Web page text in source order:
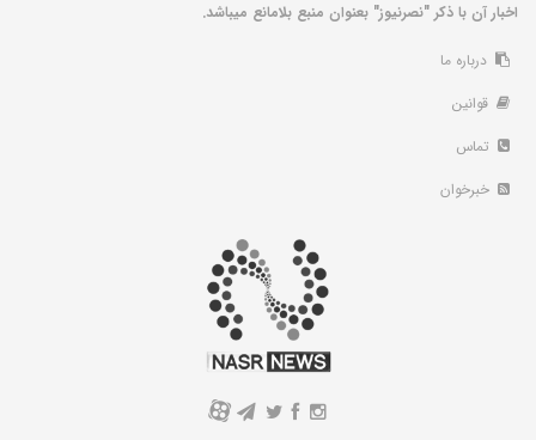
اخبار آن با ذکر "نصرنیوز" بعنوان منبع بلامانع میباشد.
درباره ما
قوانین
تماس
خبرخوان
A